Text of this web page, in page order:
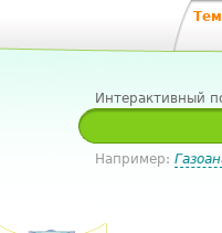
Интерактивный
Например: